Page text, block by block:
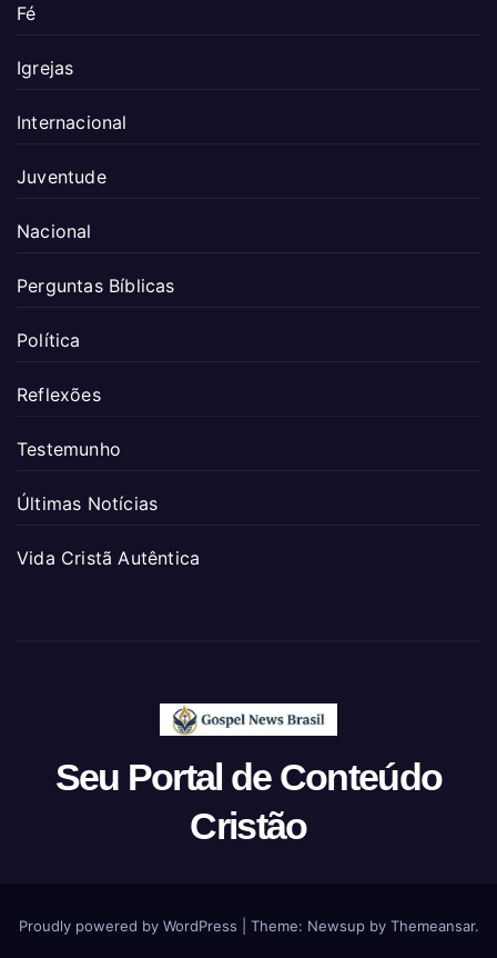
Fé
Igrejas
Internacional
Juventude
Nacional
Perguntas Bíblicas
Política
Reflexões
Testemunho
Últimas Notícias
Vida Cristã Autêntica
Seu Portal de Conteúdo
Cristão
Proudly powered by WordPress Theme: Newsup by Themeansar.